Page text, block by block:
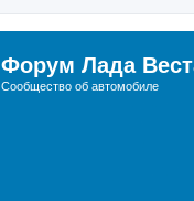
Форум Лада
Сообщество об автомобиле